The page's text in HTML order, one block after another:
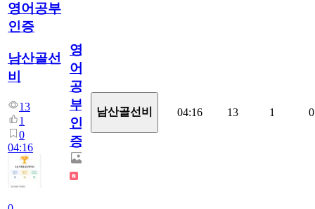
영어공부
인증
남산골선
비
13
1
0
04:16
영
어
공
부
인
증
남산골선비 04:16 13 1 0